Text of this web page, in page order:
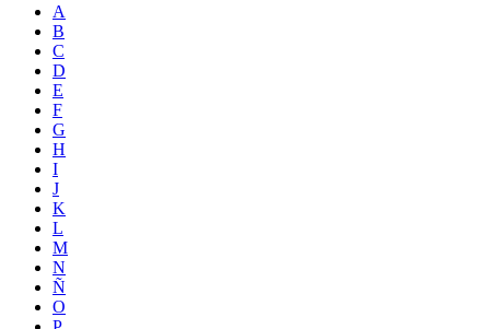
A
B
C
D
E
F
G
H
I
J
K
L
M
N
Ñ
O